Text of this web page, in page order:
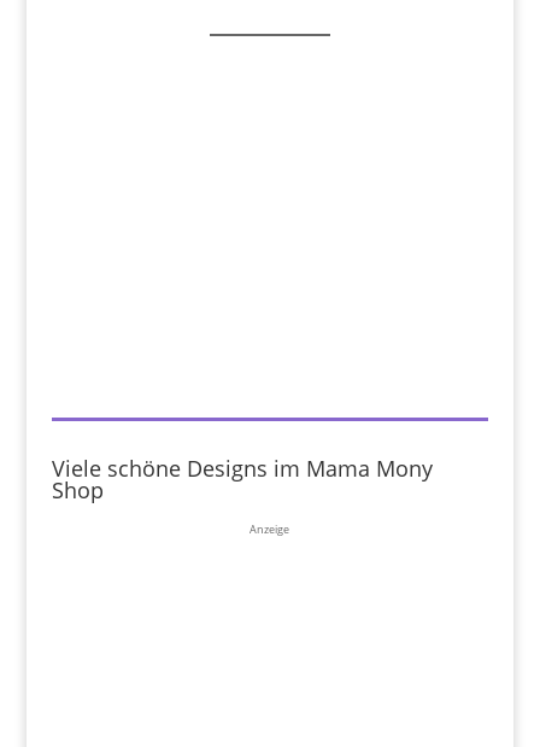
Viele schöne Designs im Mama Mony
Shop
Anzeige